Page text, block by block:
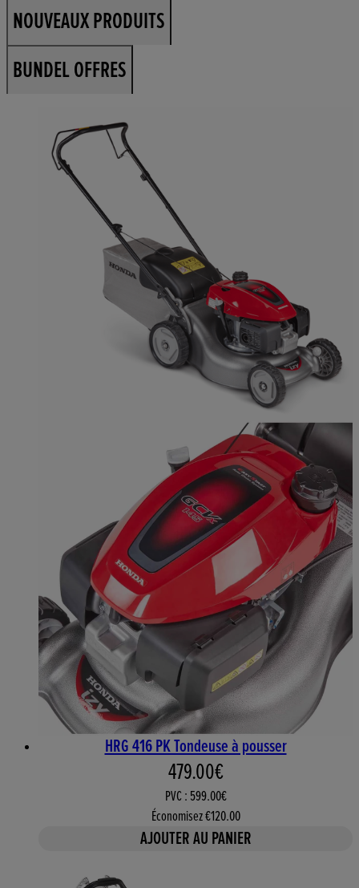
NOUVEAUX PRODUITS
BUNDEL OFFRES
HRG 416 PK Tondeuse à pousser
Prix actuel : 479.00€. Prix
479.00€
PVC : 599.00€
Économisez €120.00
AJOUTER AU PANIER